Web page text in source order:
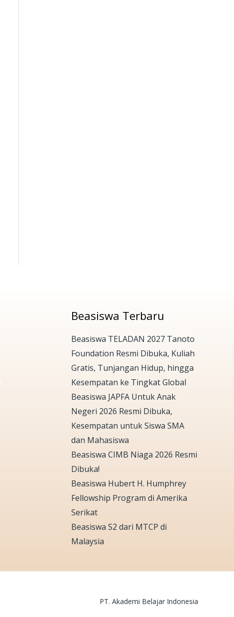
Beasiswa Terbaru
Beasiswa TELADAN 2027 Tanoto
Foundation Resmi Dibuka, Kuliah
Gratis, Tunjangan Hidup, hingga
Kesempatan ke Tingkat Global
Beasiswa JAPFA Untuk Anak
Negeri 2026 Resmi Dibuka,
Kesempatan untuk Siswa SMA
dan Mahasiswa
Beasiswa CIMB Niaga 2026 Resmi
Dibuka!
Beasiswa Hubert H. Humphrey
Fellowship Program di Amerika
Serikat
Beasiswa S2 dari MTCP di
Malaysia
PT. Akademi Belajar Indonesia